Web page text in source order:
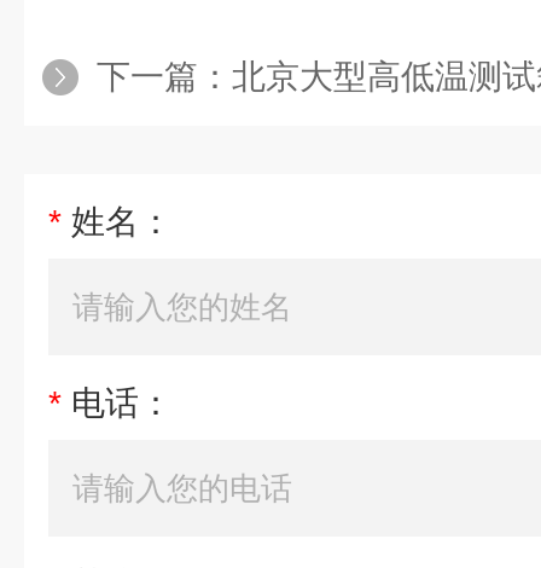
下一篇： 北京大型高低温测
* 姓名：
* 电话：